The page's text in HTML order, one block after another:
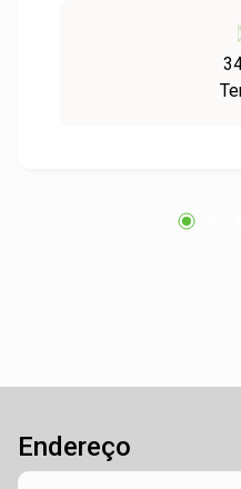
Com uma área ampla
terreno oferece
tipos de projetos, seja
a dia. Além disso, a
agende sua visita!
Endereço